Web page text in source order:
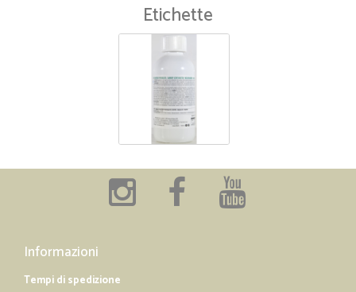
Etichette
Informazioni
Tempi di spedizione